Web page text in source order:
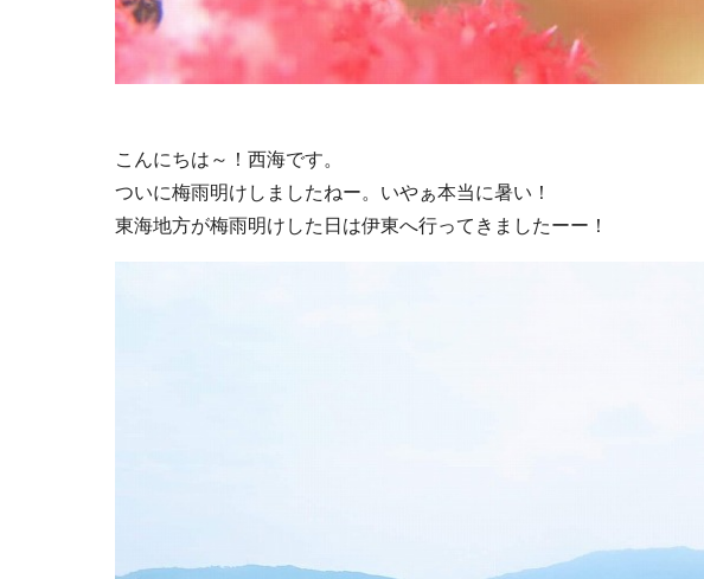
こんにちは～！西海です。
ついに梅雨明けしましたねー。いやぁ本当に暑い！
東海地方が梅雨明けした日は伊東へ行ってきましたーー！